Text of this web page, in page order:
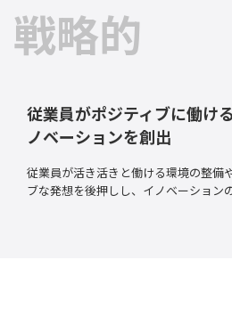
戦略的
従業員がポジティブに働け
ノベーションを創出
従業員が活き活きと働ける環境の整備
ブな発想を後押しし、イノベーション